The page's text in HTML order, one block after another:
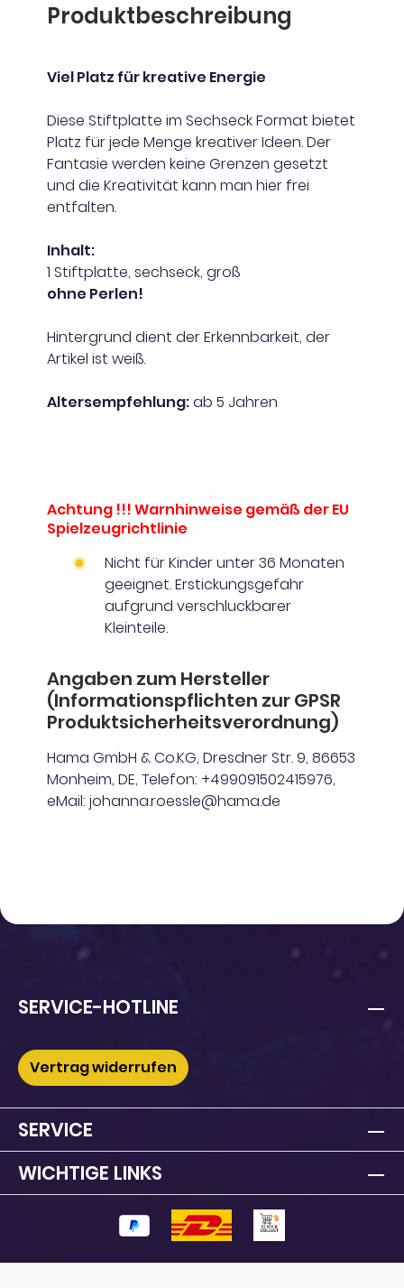
Produktbeschreibung
Viel Platz für kreative Energie
Diese Stiftplatte im Sechseck Format bietet
Platz für jede Menge kreativer Ideen. Der
Fantasie werden keine Grenzen gesetzt
und die Kreativität kann man hier frei
entfalten.
Inhalt:
1 Stiftplatte, sechseck, groß
ohne Perlen!
Hintergrund dient der Erkennbarkeit, der
Artikel ist weiß.
Altersempfehlung:ab 5 Jahren
Achtung !!! Warnhinweise gemäß der EU
Spielzeugrichtlinie
Nicht für Kinder unter 36 Monaten
geeignet. Erstickungsgefahr
aufgrund verschluckbarer
Kleinteile.
Angaben zum Hersteller
(Informationspflichten zur GPSR
Produktsicherheitsverordnung)
Hama GmbH & Co.KG, Dresdner Str. 9, 86653
Monheim, DE, Telefon: +499091502415976,
eMail: johanna.roessle@hama.de
SERVICE-HOTLINE
Vertrag widerrufen
SERVICE
WICHTIGE LINKS